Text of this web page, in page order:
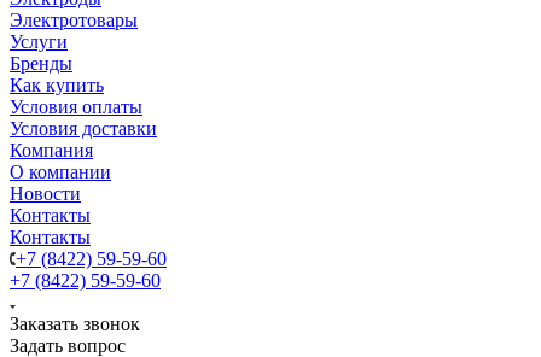
Электротовары
Услуги
Бренды
Как купить
Условия оплаты
Условия доставки
Компания
О компании
Новости
Контакты
Контакты
+7 (8422) 59-59-60
+7 (8422) 59-59-60
Заказать звонок
Задать вопрос